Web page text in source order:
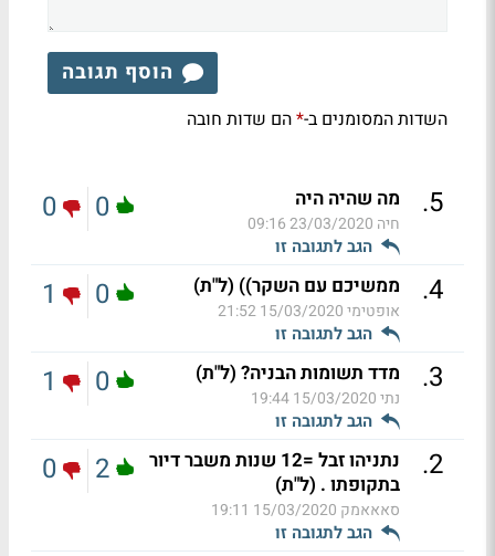
הוסף תגובה
השדות המסומנים ב-*הם שדות חובה
5
. מה שהיה היה
חיה 23/03/2020 09:16
הגב לתגובה זו
0
0
4
. ממשיכם עם השקר)) (ל"ת)
אופטימי15/03/2020 21:52
הגב לתגובה זו
0
1
3
. מדד תשומות הבניה? (ל"ת)
נתי15/03/2020 19:44
הגב לתגובה זו
0
1
2
.
נתניהו זבל =12 שנות משבר דיור
בתקופתו . (ל"ת)
סאאאמק 15/03/2020 19:11
הגב לתגובה זו
2
0